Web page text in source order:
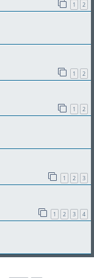
1 2
1 2
1 2
1 2 3
1 2 3 4